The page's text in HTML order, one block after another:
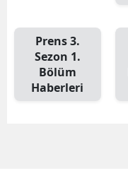
Prens 3.
Sezon 1.
Bölüm
Haberleri